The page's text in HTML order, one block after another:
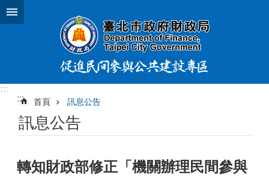
跳到主要內容區塊
:::
:::
首頁 訊息公告
訊息公告
轉知財政部修正「機關辦理民間參與